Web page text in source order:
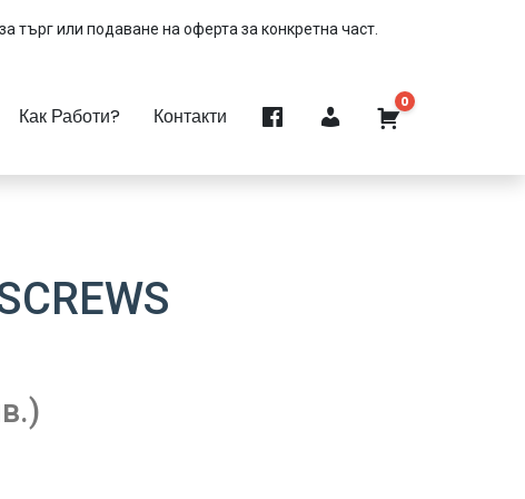
търг или подаване на оферта за конкретна част.
Как Работи? Контакти
0